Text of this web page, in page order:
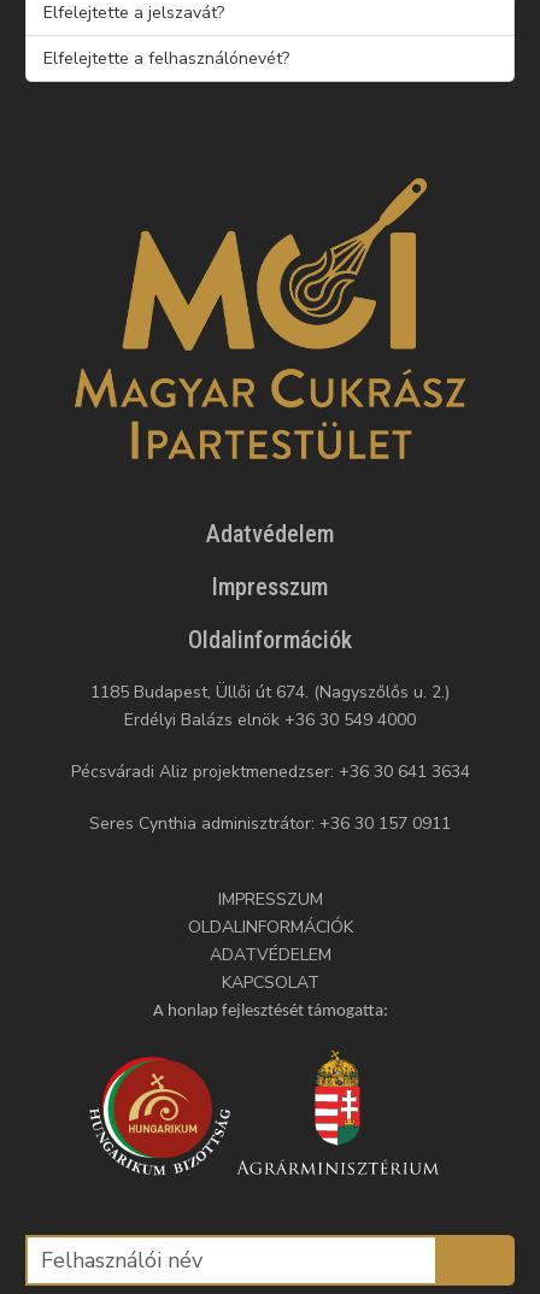
Elfelejtette a jelszavát?
Elfelejtette a felhasználónevét?
Adatvédelem
Impresszum
Oldalinformációk
1185 Budapest, Üllői út 674. (Nagyszőlős u. 2.)
Erdélyi Balázs elnök +36 30 549 4000
Pécsváradi Aliz projektmenedzser: +36 30 641 3634
Seres Cynthia adminisztrátor: +36 30 157 0911
IMPRESSZUM
OLDALINFORMÁCIÓK
ADATVÉDELEM
KAPCSOLAT
A honlap fejlesztését támogatta: